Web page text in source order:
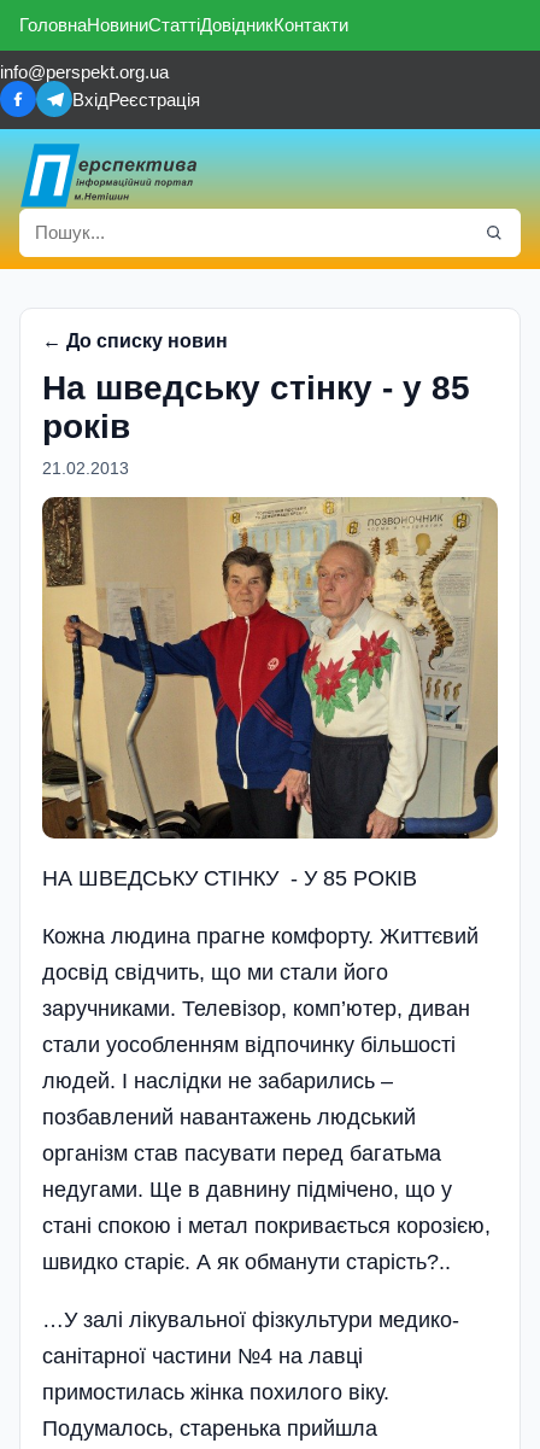
ГоловнаНовиниСтаттіДовідникКонтакти
info@perspekt.org.ua
ВхідРеєстрація
← До списку новин
На шведську стінку - у 85
років
21.02.2013
НА ШВЕДСЬКУ СТІНКУ - У 85 РОКІВ
Кожна людина прагне комфорту. Життєвий
досвід свідчить, що ми стали його
заручниками. Телевізор, комп’ютер, диван
стали уособленням відпочинку більшості
людей. І наслідки не забарились –
позбавлений навантажень людський
організм став пасувати перед багатьма
недугами. Ще в давнину підмічено, що у
стані спокою і метал покривається корозією,
швидко старіє. А як обманути старість?..
…У залі лікувальної фізкультури медико-
сані­тарної частини №4 на лавці
примостилась жінка похилого віку.
Подумалось, старенька прийшла